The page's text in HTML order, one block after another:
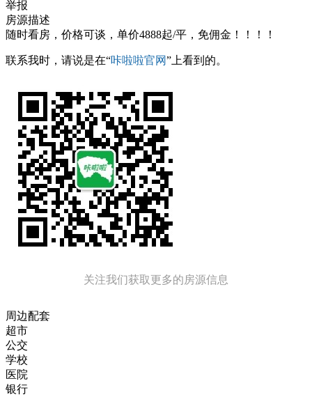
举报
房源描述
随时看房，价格可谈，单价4888起/平，免佣金！！！！
联系我时，请说是在“咔啦啦官网”上看到的。
关注我们获取更多的房源信息
周边配套
超市
公交
学校
医院
银行